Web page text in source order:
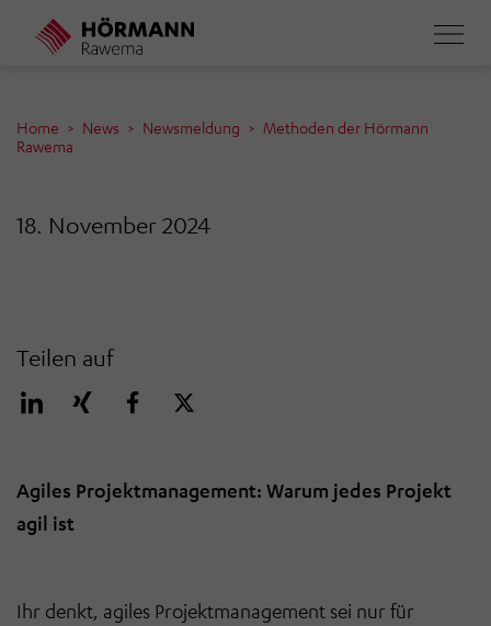
Direkt
Home News Newsmeldung
Methoden der Hörmann
Rawema
18. November 2024
Teilen auf
Agiles Projektmanagement: Warum jedes Projekt
agil ist
Ihr denkt, agiles Projektmanagement sei nur für